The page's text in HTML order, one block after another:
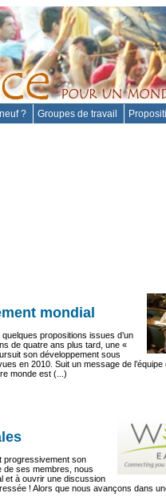
? Groupes de travail
mondial
propositions issues d’un
de quatre ans plus tard, une «
son développement sous
en 2010. Suit un message de l’équipe
monde est (...)
progressivement son
de ses membres, nous
et à ouvrir une discussion
! Alors que nous avançons dans